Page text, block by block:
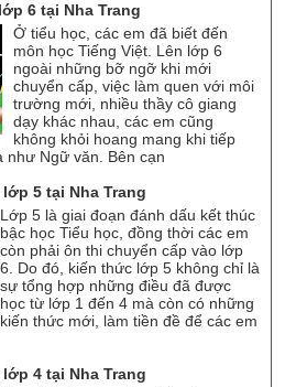
6 tại Nha Trang
Ở tiểu học, các em đã biết đến
môn học Tiếng Việt. Lên lớp 6
ngoài những bỡ ngỡ khi mới
chuyển cấp, việc làm quen với môi
trường mới, nhiều thầy cô giang
dạy khác nhau, các em cũng
không khỏi hoang mang khi tiếp
như Ngữ văn. Bên cạn
5 tại Nha Trang
Lớp 5 là giai đoạn đánh dấu kết thúc
bậc học Tiểu học, đồng thời các em
còn phải ôn thi chuyển cấp vào lớp
6. Do đó, kiến thức lớp 5 không chỉ là
sự tổng hợp những điều đã được
học từ lớp 1 đến 4 mà còn có những
kiến thức mới, làm tiền đề để các em
4 tại Nha Trang